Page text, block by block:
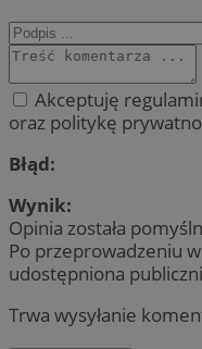
Akceptuję
oraz politykę
Błąd:
Wynik:
Opinia została
Po przeprowadzeniu
udostępniona
Trwa wysyłanie